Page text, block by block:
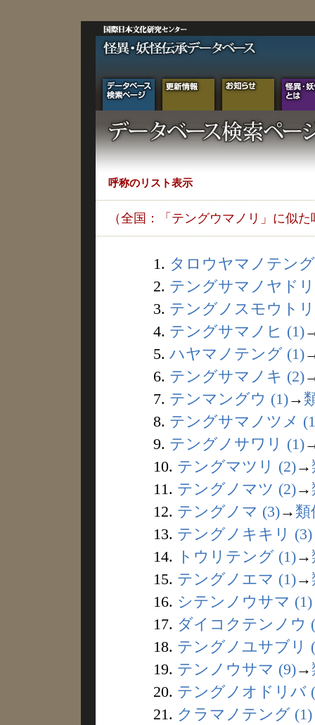
呼称のリスト表示
（全国：「テングウマノリ」に似た
1. タロウヤマノテン
2. テングサマノヤド
3. テングノスモウト
4. テングサマノヒ (1)
5. ハヤマノテング (1)
6. テングサマノキ (2)
7. テンマングウ (1)→
8. テングサマノツメ
9. テングノサワリ (1)
10. テングマツリ (2)→
11. テングノマツ (2)→
12. テングノマ (3)→ 類
13. テングノキキリ (3)
14.
トウリテング (1)→
15. テングノエマ (1)→
16. シテンノウサマ (1)
17. ダイコクテンノウ
18. テングノユサブリ
19. テンノウサマ (9)→
20. テングノオドリバ
21. クラマノテング (1)